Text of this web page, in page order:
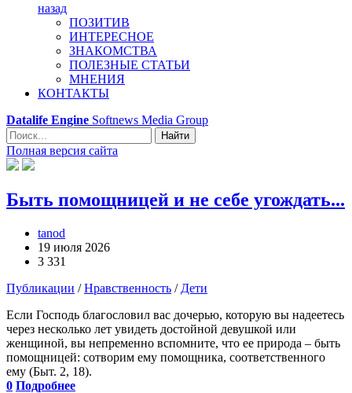
назад
ПОЗИТИВ
ИНТЕРЕСНОЕ
ЗНАКОМСТВА
ПОЛЕЗНЫЕ СТАТЬИ
МНЕНИЯ
КОНТАКТЫ
Datalife Engine Softnews Media Group
Найти
Полная версия сайта
Быть помощницей и не себе угождать...
tanod
19 июля 2026
3 331
Публикации /Нравственность / Дети
Если Господь благословил вас дочерью, которую вы надеетесь
через несколько лет увидеть достойной девушкой или
женщиной, вы непременно вспомните, что ее природа – быть
помощницей: сотворим ему помощника, соответственного
ему (Быт. 2, 18).
0 Подробнее